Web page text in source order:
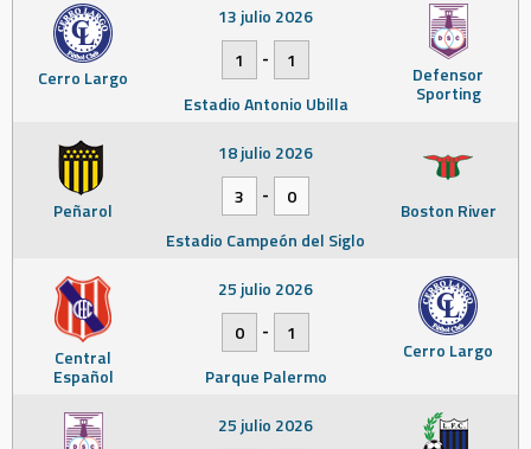
Cerro Largo Defensor
Sporting
13 julio 2026
1
-
1
Estadio Antonio Ubilla
Peñarol Boston River
18 julio 2026
3
-
0
Estadio Campeón del Siglo
Central
Español
Cerro Largo
25 julio 2026
0
-
1
Parque Palermo
25 julio 2026